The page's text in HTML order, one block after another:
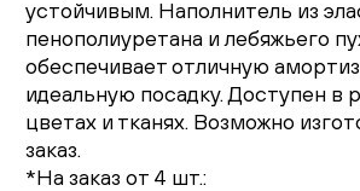
устойчивым. Наполнитель из
пенополиуретана и лебяжьего
обеспечивает отличную
идеальную посадку. Доступен в
цветах и тканях. Возможно
заказ.
*На заказ от 4 шт.: